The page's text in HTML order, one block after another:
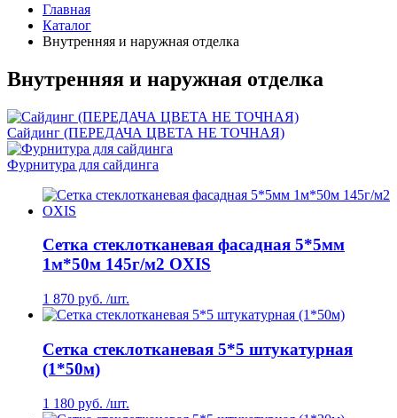
Главная
Каталог
Внутренняя и наружная отделка
Внутренняя и наружная отделка
Сайдинг (ПЕРЕДАЧА ЦВЕТА НЕ ТОЧНАЯ)
Фурнитура для сайдинга
Сетка стеклотканевая фасадная 5*5мм
1м*50м 145г/м2 OXIS
1 870 руб. /шт.
Сетка стеклотканевая 5*5 штукатурная
(1*50м)
1 180 руб. /шт.